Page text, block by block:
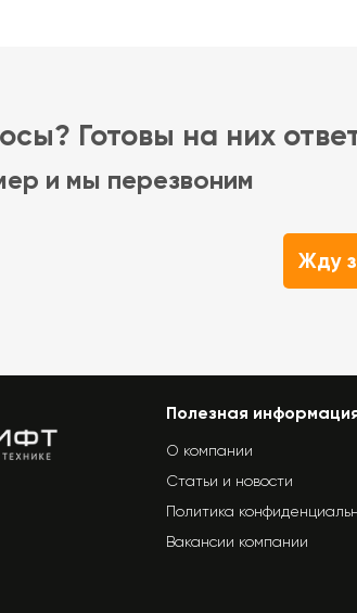
Готовы на них
и мы перезвоним
Жду
Полезная
О компании
Статьи и новости
Политика
Вакансии компании